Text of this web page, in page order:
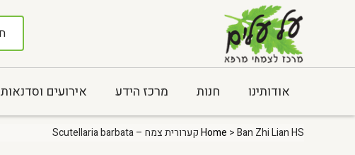
אודותינו חנות מרכז הידע אירועים וסדנאות
Home > Ban Zhi Lian HS קערורית צמח – Scutellaria barbata